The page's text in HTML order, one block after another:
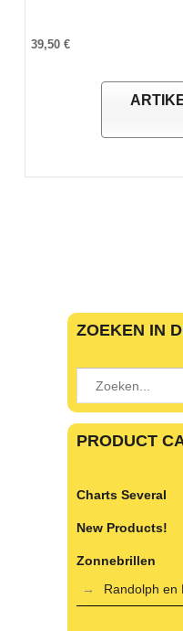
39,50 €
ZOEKEN IN
PRODUCT
Charts Several
New Products!
Zonnebrillen
Randolph en